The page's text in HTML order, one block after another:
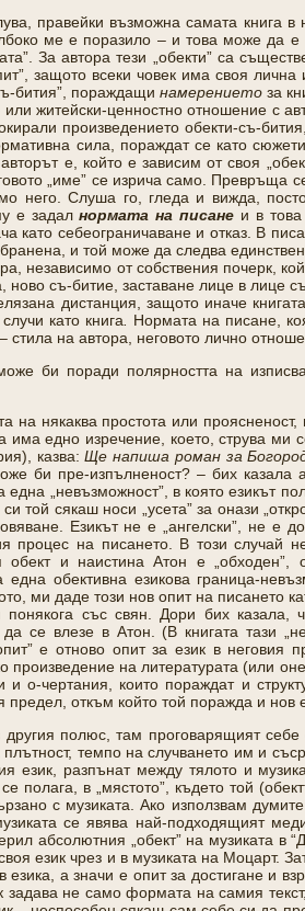
правейки възможна самата книга в
ме е поразило – и това може да е
За автора тези „обекти” са
защото всеки човек има своя лична
бития”, пораждащи намерението за
житейски-ценностно отношение с
произведението обекти-съ-
сила, пораждат се като
е, който е зависим от своя
„име” се изрича само. Превръща
него. Слуша го, гледа и вижда,
е задалнормата на писане и в
като себеограничаване и отказ. В
и той може да следва
независимо от собствения почерк,
ново съ-битие, заставане лице в лице
дистанция, защото иначе
като книга. Нормата на писане,
на автора, неговото лично
би поради полярността на
някаква простота или проясненост,
има едно изречение, което, струва ми
казва:Ще напиша роман за
би пре-изпълненост? – бих казала
„невъзможност”, в която езикът
сякаш носи „усета” за онази
Езикът не е „ангелски”, не е
на писането. В този случай
и наистина Атон е „обходен”,
една обективна езикова граница-
ми даде този нов опит на писането
със свян. Дори бих казала,
се влезе в Атон. (В книгата тази
е отново опит за език в неговия
произведение на литературата (или
о-чертания, които пораждат и
откъм който той поражда и нов
другия полюс, там проговарящият себе
темпо на случването им и
език, разпънат между тялото и
полага, в „мястото”, където той
с музиката. Ако използвам
се явява най-подходящият
абсолютния „обект” на музиката в
език чрез и в музиката на Моцарт.
а значи е опит за достигане и
задава не само формата на самия